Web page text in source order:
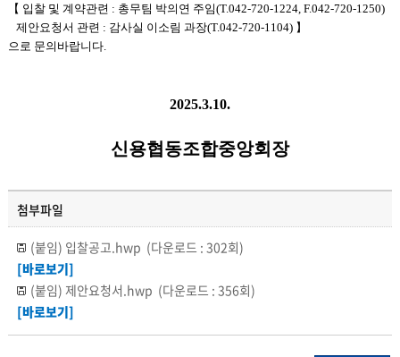
【 입찰 및 계약관련 : 총무팀 박의연 주임(T.042-720-1224, F.042-720-1250)
제안요청서 관련 : 감사실 이소림 과장(T.042-720-1104) 】
으로 문의바랍니다.
2025.3.10.
신용협동조합중앙회장
첨부파일
(붙임) 입찰공고.hwp (다운로드 : 302회)
[바로보기]
(붙임) 제안요청서.hwp (다운로드 : 356회)
[바로보기]